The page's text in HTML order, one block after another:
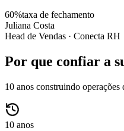
60%taxa de fechamento
Juliana Costa
Head de Vendas · Conecta RH
Por que confiar a
10 anos construindo operações
10 anos